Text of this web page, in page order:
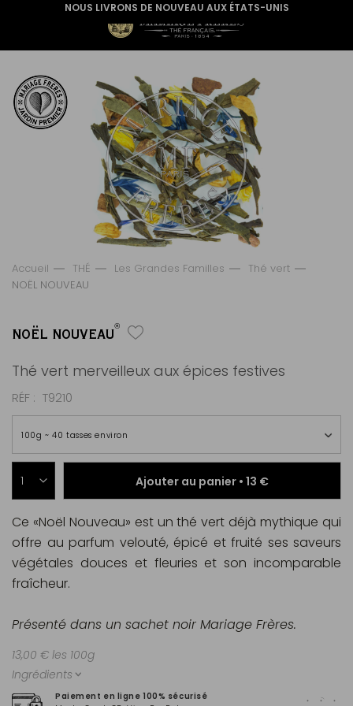
NOUS LIVRONS DE NOUVEAU AUX ÉTATS-UNIS
Accueil THÉ Les Grandes Familles
Thé vert
NOËL NOUVEAU
NOËL NOUVEAU®
Thé vert merveilleux aux épices festives
RÉF T9210
100g ~ 40 tasses environ
Ajouter au panier • 13 €
Paiement en ligne 100% sécurisé
Ce «Noël Nouveau» est un thé vert déjà mythique qui
offre au parfum velouté, épicé et fruité ses saveurs
végétales douces et fleuries et son incomparable
fraîcheur.
Présenté dans un sachet noir Mariage Frères.
13,00 € les 100g
Ingrédients